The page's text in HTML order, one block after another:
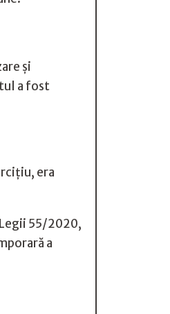
și
a fost
era
55/2020,
a